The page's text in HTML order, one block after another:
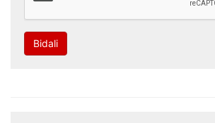
Bidali